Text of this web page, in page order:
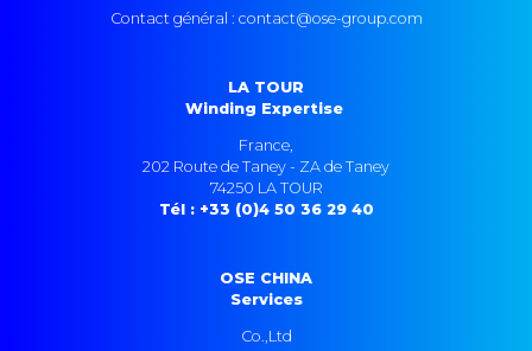
Contact général : contact@ose-group.com
LA TOUR
Winding Expertise
France,
202 Route de Taney - ZA de Taney
74250 LA TOUR
Tél : +33 (0)4 50 36 29 40
OSE CHINA
Services
Co.,Ltd